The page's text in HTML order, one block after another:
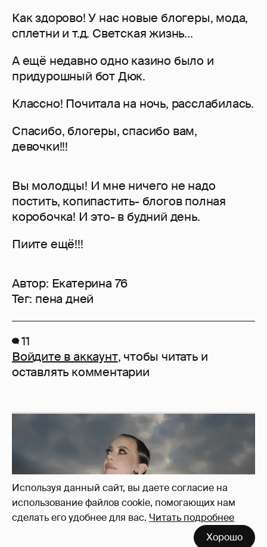
Используя данный сайт, вы даете согласие на
использование файлов cookie, помогающих нам
сделать его удобнее для вас. Читать подробнее
Хорошо
Как здорово! У нас новые блогеры, мода,
сплетни и т.д. Светская жизнь...
А ещё недавно одно казино было и
придурошный бот Дюк.
Классно! Почитала на ночь, расслабилась.
Спасибо, блогеры, спасибо вам,
девочки!!!
Вы молодцы! И мне ничего не надо
постить, копипастить- блогов полная
коробочка! И это- в будний день.
Пиите ещё!!!
Автор: Екатерина 76
Тег: пена дней
11
Войдите в аккаунт, чтобы читать и
оставлять комментарии